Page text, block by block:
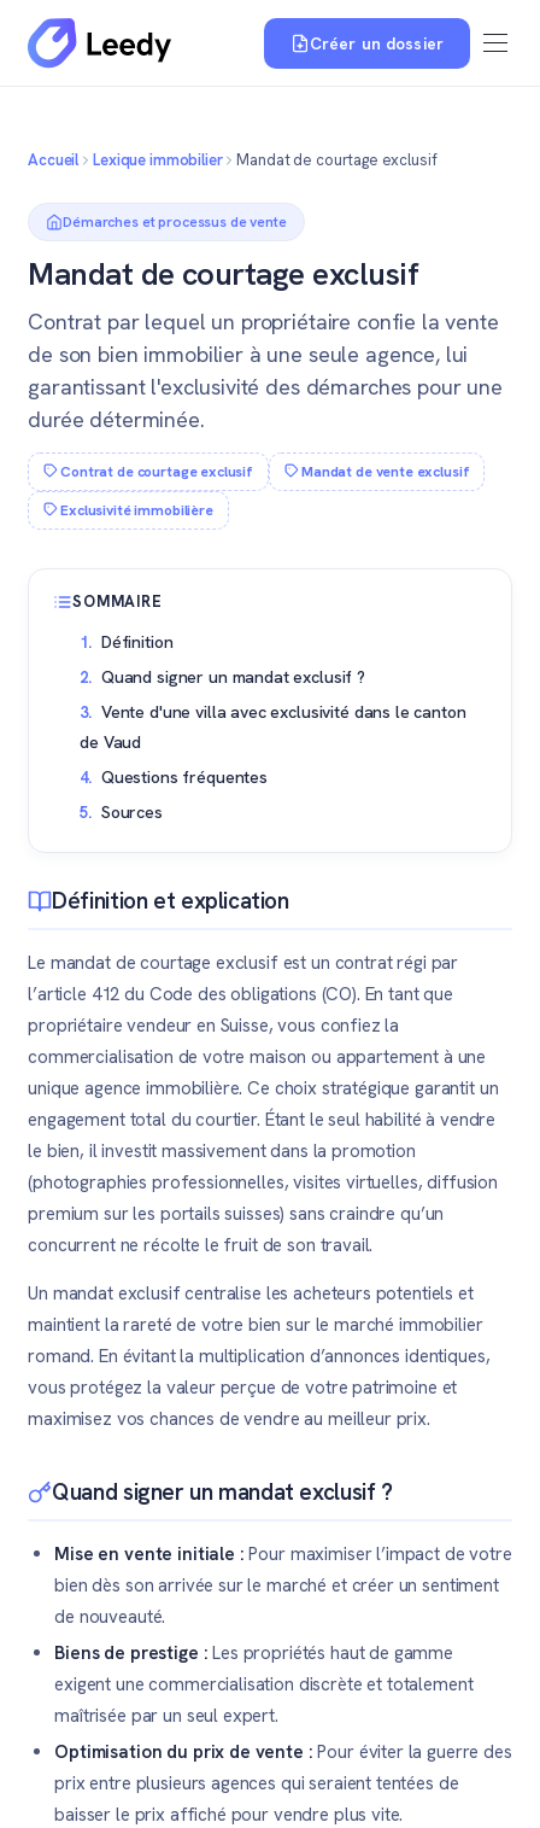
Créer un dossier
Accueil Lexique immobilier Mandat de courtage exclusif
Démarches et processus de vente
Mandat de courtage exclusif
Contrat par lequel un propriétaire confie la vente
de son bien immobilier à une seule agence, lui
garantissant l'exclusivité des démarches pour une
durée déterminée.
Contrat de courtage exclusif
Mandat de vente exclusif
Exclusivité immobilière
SOMMAIRE
Définition
Quand signer un mandat exclusif ?
Vente d'une villa avec exclusivité dans le canton
de Vaud
Questions fréquentes
Sources
Définition et explication
Le mandat de courtage exclusif est un contrat régi par
l’article 412 du Code des obligations (CO). En tant que
propriétaire vendeur en Suisse, vous confiez la
commercialisation de votre maison ou appartement à une
unique agence immobilière. Ce choix stratégique garantit un
engagement total du courtier. Étant le seul habilité à vendre
le bien, il investit massivement dans la promotion
(photographies professionnelles, visites virtuelles, diffusion
premium sur les portails suisses) sans craindre qu’un
concurrent ne récolte le fruit de son travail.
Un mandat exclusif centralise les acheteurs potentiels et
maintient la rareté de votre bien sur le marché immobilier
romand. En évitant la multiplication d’annonces identiques,
vous protégez la valeur perçue de votre patrimoine et
maximisez vos chances de vendre au meilleur prix.
Quand signer un mandat exclusif ?
Mise en vente initiale : Pour maximiser l’impact de votre
bien dès son arrivée sur le marché et créer un sentiment
de nouveauté.
Biens de prestige : Les propriétés haut de gamme
exigent une commercialisation discrète et totalement
maîtrisée par un seul expert.
Optimisation du prix de vente : Pour éviter la guerre des
prix entre plusieurs agences qui seraient tentées de
baisser le prix affiché pour vendre plus vite.